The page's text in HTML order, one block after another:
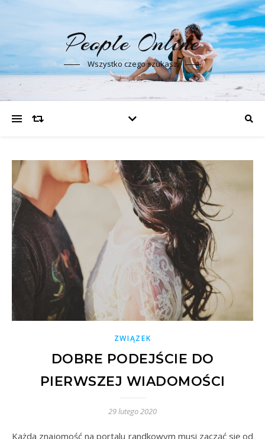
People Online
Wszystko czego szukasz
ZWIĄZEK
DOBRE PODEJŚCIE DO
PIERWSZEJ WIADOMOŚCI
29 lutego 2020
Każda znajomość na portalu randkowym musi zacząć się od